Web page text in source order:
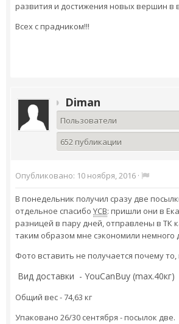
развития и достижения новых вершин в
Всех с прадником!!!
Diman
Пользователи
652 публикации
Опубликовано: 10 ноября, 2016 ·
В понедельник получил сразу две
отдельное спасибо YCB: пришли они в
разницей в пару дней, отправлены в ТК
таким образом мне сэкономили немного
Фото вставить не получается почему то,
Вид доставки - YouCanBuy (max.40кг)
Общий вес - 74,63 кг
Упаковано 26/30 сентября - посылок две.